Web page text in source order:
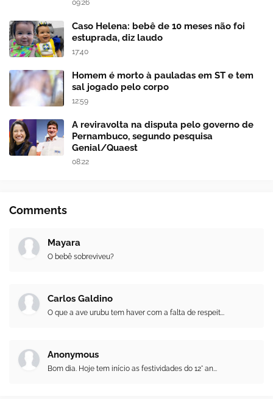
09:26
Caso Helena: bebê de 10 meses não foi
estuprada, diz laudo
17:40
Homem é morto à pauladas em ST e tem
sal jogado pelo corpo
12:59
A reviravolta na disputa pelo governo de
Pernambuco, segundo pesquisa
Genial/Quaest
08:22
Comments
Mayara
O bebê sobreviveu?
Carlos Galdino
O que a ave urubu tem haver com a falta de respeit...
Anonymous
Bom dia. Hoje tem início as festividades do 12° an...